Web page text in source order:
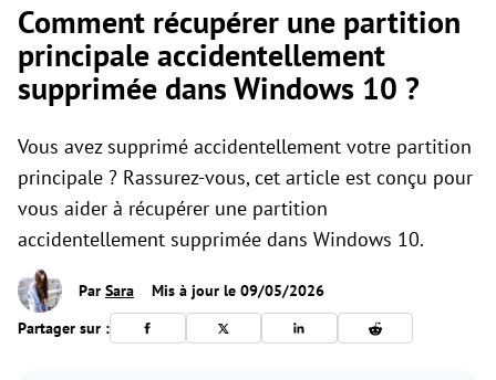
Comment récupérer une partition
principale accidentellement
supprimée dans Windows 10 ?
Vous avez supprimé accidentellement votre partition
principale ? Rassurez-vous, cet article est conçu pour
vous aider à récupérer une partition
accidentellement supprimée dans Windows 10.
Par Sara
Mis à jour le 09/05/2026
Partager sur :